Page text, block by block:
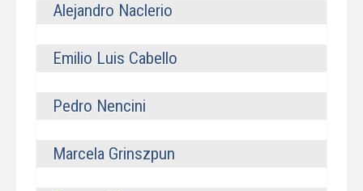
Alejandro Naclerio
Emilio Luis Cabello
Pedro Nencini
Marcela Grinszpun